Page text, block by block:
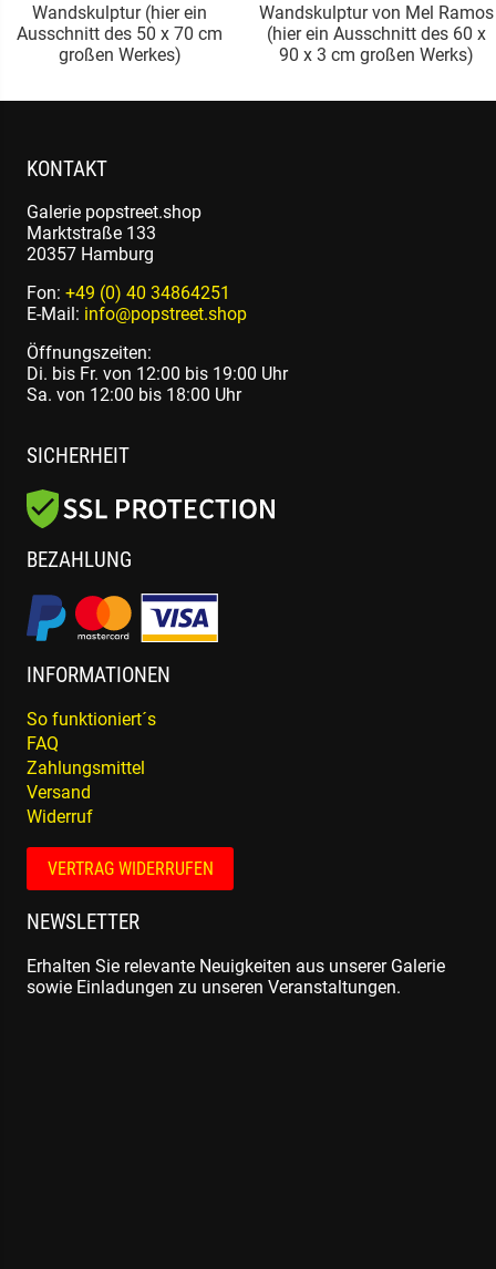
Wandskulptur (hier ein
Ausschnitt des 50 x 70 cm
großen Werkes)
Wandskulptur von Mel Ramos
(hier ein Ausschnitt des 60 x
90 x 3 cm großen Werks)
KONTAKT
Galerie popstreet.shop
Marktstraße 133
20357 Hamburg
Fon: +49 (0) 40 34864251
E-Mail: info@popstreet.shop
Öffnungszeiten:
Di. bis Fr. von 12:00 bis 19:00 Uhr
Sa. von 12:00 bis 18:00 Uhr
SICHERHEIT
BEZAHLUNG
INFORMATIONEN
So funktioniert´s
FAQ
Zahlungsmittel
Versand
Widerruf
VERTRAG WIDERRUFEN
NEWSLETTER
Erhalten Sie relevante Neuigkeiten aus unserer Galerie
sowie Einladungen zu unseren Veranstaltungen.